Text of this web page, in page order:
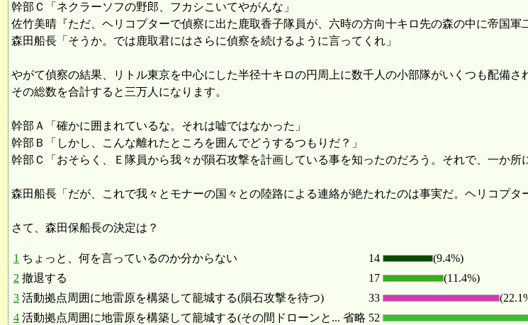
幹部Ｃ「ネクラーソフの野郎、フカシこいてやがんな」
佐竹美晴『ただ、ヘリコプターで偵察に出た鹿取香子隊員が、六時の方向十キロ先の森の中に帝国軍
森田船長「そうか。では鹿取君にはさらに偵察を続けるように言ってくれ」
やがて偵察の結果、リトル東京を中心にした半径十キロの円周上に数千人の小部隊がいくつも配備さ
その総数を合計すると三万人になります。
幹部Ａ「確かに囲まれているな。それは嘘ではなかった」
幹部Ｂ「しかし、こんな離れたところを囲んでどうするつもりだ？」
幹部Ｃ「おそらく、Ｅ隊員から我々が隕石攻撃を計画している事を知ったのだろう。それで、一か所
森田船長「だが、これで我々とモナーの国々との陸路による連絡が絶たれたのは事実だ。ヘリコプタ
さて、森田保船長の決定は？
1 ちょっと、何を言っているのか分からない 14
(9.4%)
2 撤退する 17
(11.4%)
3 活動拠点周囲に地雷原を構築して籠城する(隕石攻撃を待つ) 33
4 活動拠点周囲に地雷原を構築して籠城する(その間ドローンと... 省略 52